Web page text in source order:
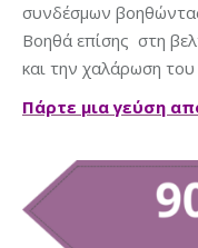
συνδέσμων
Βοηθά επίσης στη
και την χαλάρωση
Πάρτε μια γεύση